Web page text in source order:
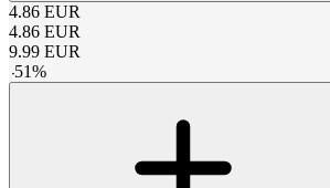
4.86 EUR
4.86 EUR
9.99 EUR
-51%